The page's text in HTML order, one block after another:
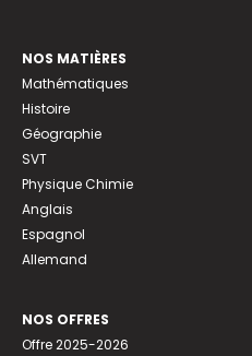
NOS MATIÈRES
Mathématiques
Histoire
Géographie
SVT
Physique Chimie
Anglais
Espagnol
Allemand
NOS OFFRES
Offre 2025-2026